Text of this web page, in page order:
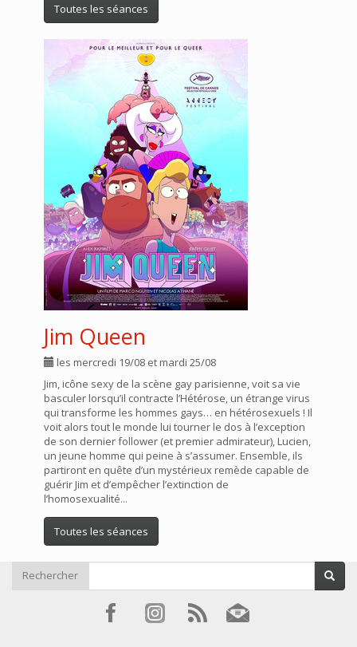
Toutes les séances
Jim Queen
les mercredi 19/08 et mardi 25/08
Jim, icône sexy de la scène gay parisienne, voit sa vie
basculer lorsqu’il contracte l’Hétérose, un étrange virus
qui transforme les hommes gays… en hétérosexuels ! Il
voit alors tout le monde lui tourner le dos à l’exception
de son dernier follower (et premier admirateur), Lucien,
un jeune homme qui peine à s’assumer. Ensemble, ils
partiront en quête d’un mystérieux remède capable de
guérir Jim et d’empêcher l’extinction de
l’homosexualité...
Toutes les séances
Rechercher